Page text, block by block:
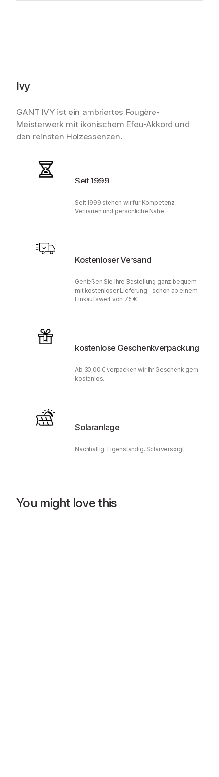
Ivy
GANT IVY ist ein ambriertes Fougère-
Meisterwerk mit ikonischem Efeu-Akkord und
den reinsten Holzessenzen.
Seit 1999
Seit 1999 stehen wir für Kompetenz,
Vertrauen und persönliche Nähe.
Kostenloser Versand
Genießen Sie Ihre Bestellung ganz bequem
mit kostenloser Lieferung – schon ab einem
Einkaufswert von 75 €.
kostenlose Geschenkverpackung
Ab 30,00 € verpacken wir Ihr Geschenk gern
kostenlos.
Solaranlage
Nachhaltig. Eigenständig. Solarversorgt.
You might love this